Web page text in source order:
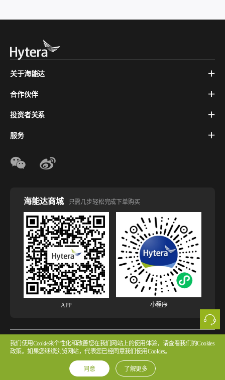
关于海能达
合作伙伴
投资者关系
服务
海能达商城 只需几步轻松完成下单购买
APP 小程序
版权所有 © 2026 海能达通信股份有限公司粤ICP备2022107854号 粤公网安备
44030502002314号
网站使用声明 隐私政策 Cookie政策
我们使用Cookie来个性化和改善您在我们网站上的使用体验，请查看我们的Cookies
政策。如果您继续浏览网站，代表您已经同意我们使用Cookies。
同意 了解更多